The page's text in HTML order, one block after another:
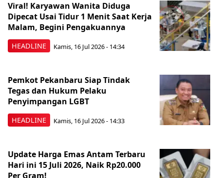
HEADLINE
Viral! Karyawan Wanita Diduga
Dipecat Usai Tidur 1 Menit Saat Kerja
Malam, Begini Pengakuannya
Kamis, 16 Jul 2026 - 14:34
HEADLINE
Pemkot Pekanbaru Siap Tindak
Tegas dan Hukum Pelaku
Penyimpangan LGBT
Kamis, 16 Jul 2026 - 14:33
Update Harga Emas Antam Terbaru
Hari ini 15 Juli 2026, Naik Rp20.000
Per Gram!